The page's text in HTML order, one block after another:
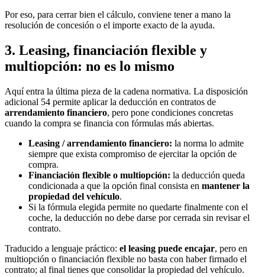
Por eso, para cerrar bien el cálculo, conviene tener a mano la
resolución de concesión o el importe exacto de la ayuda.
3. Leasing, financiación flexible y
multiopción: no es lo mismo
Aquí entra la última pieza de la cadena normativa. La disposición
adicional 54 permite aplicar la deducción en contratos de
arrendamiento financiero, pero pone condiciones concretas
cuando la compra se financia con fórmulas más abiertas.
Leasing / arrendamiento financiero: la norma lo admite
siempre que exista compromiso de ejercitar la opción de
compra.
Financiación flexible o multiopción: la deducción queda
condicionada a que la opción final consista en mantener la
propiedad del vehículo.
Si la fórmula elegida permite no quedarte finalmente con el
coche, la deducción no debe darse por cerrada sin revisar el
contrato.
Traducido a lenguaje práctico: el leasing puede encajar, pero en
multiopción o financiación flexible no basta con haber firmado el
contrato; al final tienes que consolidar la propiedad del vehículo.